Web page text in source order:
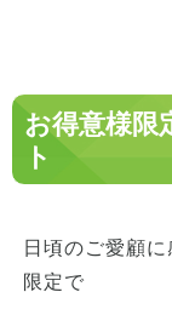
お得意様限
ト
日頃のご愛顧
限定で